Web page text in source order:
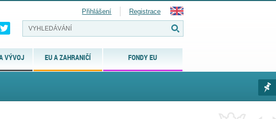
VÝVOJ EU A ZAHRANIČÍ FONDY EU
Přihlášení Registrace